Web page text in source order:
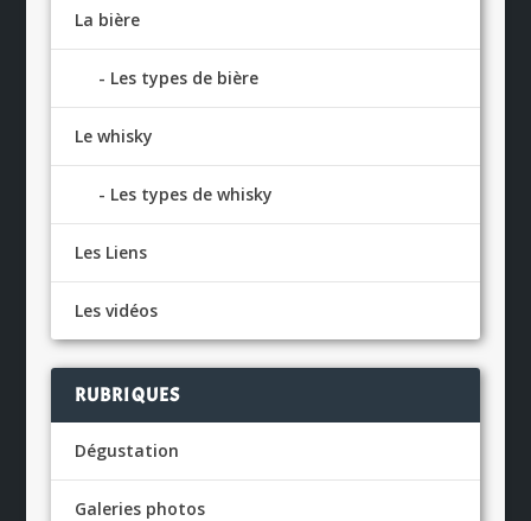
La bière
Les types de bière
Le whisky
Les types de whisky
Les Liens
Les vidéos
RUBRIQUES
Dégustation
Galeries photos